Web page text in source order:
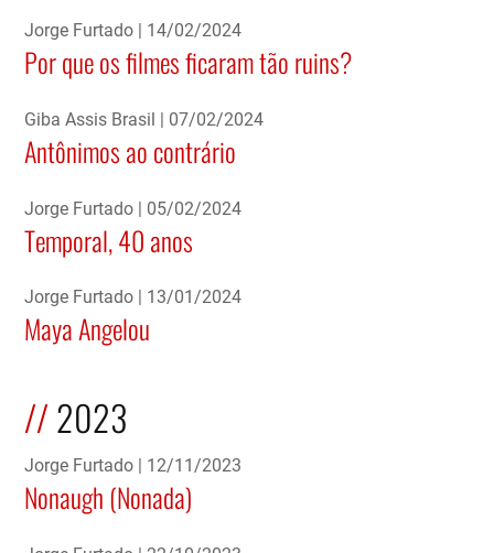
Jorge Furtado 14/02/2024
Por que os filmes ficaram tão ruins?
Giba Assis Brasil 07/02/2024
Antônimos ao contrário
Jorge Furtado 05/02/2024
Temporal, 40 anos
Jorge Furtado 13/01/2024
Maya Angelou
2023
Jorge Furtado 12/11/2023
Nonaugh (Nonada)